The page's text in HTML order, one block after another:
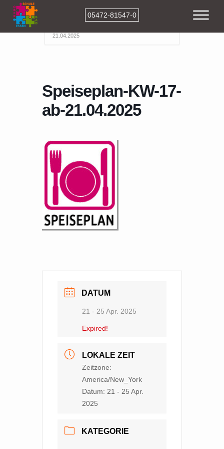
05472-81547-0
Events
Speiseplan-KW-17-ab-
21.04.2025
Speiseplan-KW-17-
ab-21.04.2025
DATUM
21 - 25 Apr. 2025
Expired!
LOKALE ZEIT
Zeitzone:
America/New_York
Datum: 21 - 25 Apr.
2025
KATEGORIE